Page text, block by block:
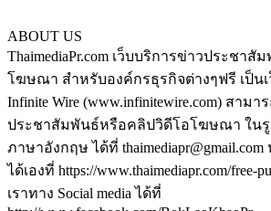
ABOUT US
ThaimediaPr.com เว็บบริการข่าวประชา
โฆษณา สำหรับองค์กรธุรกิจต่างๆฟรี เป็นเ
Infinite Wire (www.infinitewire.com) สามา
ประชาสัมพันธ์หรือคลิปวิดีโอโฆษณา ใน
ภาษาอังกฤษ ได้ที่
ได้เองที่ https://www.thaimediapr.com/free-
เราทาง Social media ได้ที่